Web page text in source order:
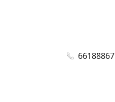
66188867